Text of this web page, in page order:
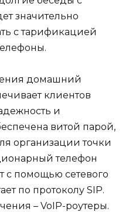
значительно
с тарификацией
домашний
клиентов
и
витой парой,
организации точки
телефон
с помощью сетевого
по протоколу SIP.
– VoIP-роутеры.